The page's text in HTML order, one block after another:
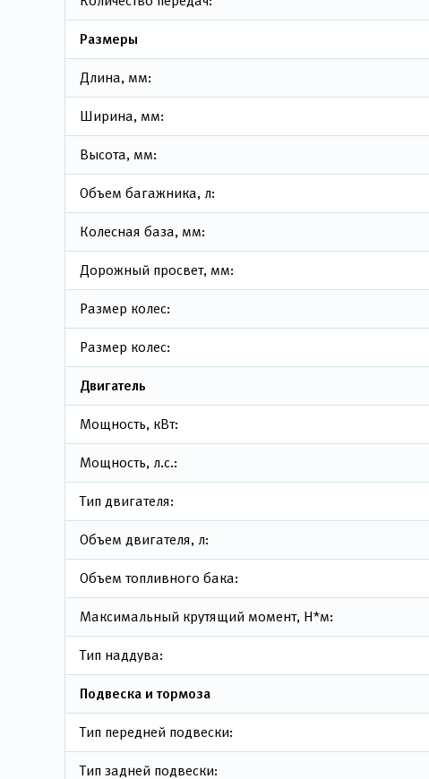
Размеры
Длина, мм:
Ширина, мм:
Высота, мм:
Объем багажника, л:
Колесная база, мм:
Дорожный просвет, мм:
Размер колес:
Размер колес:
Двигатель
Мощность, кВт:
Мощность, л.с.:
Тип двигателя:
Объем двигателя, л:
Объем топливного бака:
Максимальный крутящий момент, Н*м:
Тип наддува:
Подвеска и тормоза
Тип передней подвески:
Тип задней подвески: